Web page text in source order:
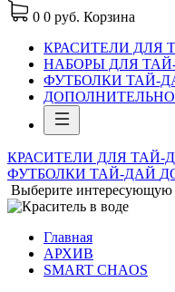
0 0 руб. Корзина
КРАСИТЕЛИ ДЛЯ
НАБОРЫ ДЛЯ
ФУТБОЛКИ ТАЙ-
ДОПОЛНИТЕЛЬНО
КРАСИТЕЛИ ДЛЯ ТАЙ-
ФУТБОЛКИ ТАЙ-ДАЙ
Выберите интересующую
Главная
АРХИВ
SMART CHAOS